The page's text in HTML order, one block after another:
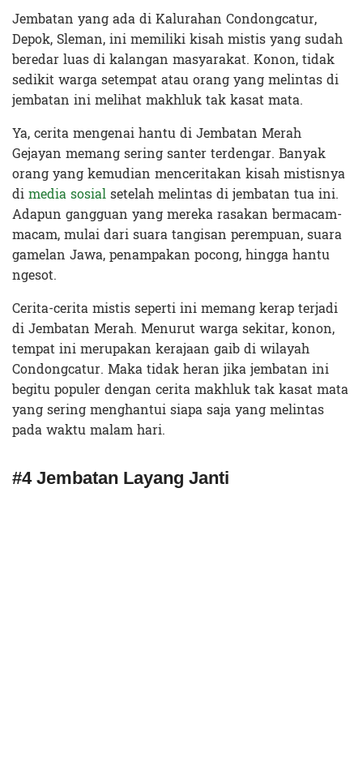
Jembatan yang ada di Kalurahan Condongcatur,
Depok, Sleman, ini memiliki kisah mistis yang sudah
beredar luas di kalangan masyarakat. Konon, tidak
sedikit warga setempat atau orang yang melintas di
jembatan ini melihat makhluk tak kasat mata.
Ya, cerita mengenai hantu di Jembatan Merah
Gejayan memang sering santer terdengar. Banyak
orang yang kemudian menceritakan kisah mistisnya
dimedia sosialsetelah melintas di jembatan tua ini.
Adapun gangguan yang mereka rasakan bermacam-
macam, mulai dari suara tangisan perempuan, suara
gamelan Jawa, penampakan pocong, hingga hantu
ngesot.
Cerita-cerita mistis seperti ini memang kerap terjadi
di Jembatan Merah. Menurut warga sekitar, konon,
tempat ini merupakan kerajaan gaib di wilayah
Condongcatur. Maka tidak heran jika jembatan ini
begitu populer dengan cerita makhluk tak kasat mata
yang sering menghantui siapa saja yang melintas
pada waktu malam hari.
#4 Jembatan Layang Janti